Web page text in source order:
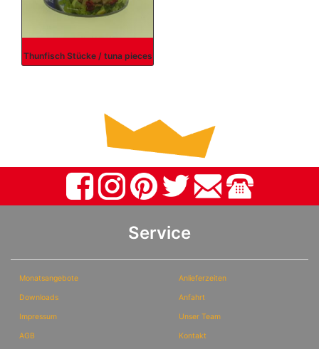
Thunfisch Stücke / tuna pieces
Service
Monatsangebote
Downloads
Impressum
AGB
Anlieferzeiten
Anfahrt
Unser Team
Kontakt